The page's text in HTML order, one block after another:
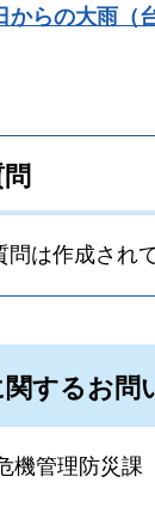
からの大雨（
は作成され
するお問
機管理防災課